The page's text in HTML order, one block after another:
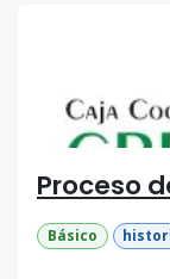
Proceso
Básico